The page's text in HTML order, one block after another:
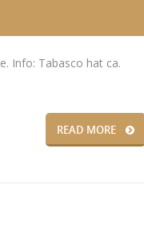
Info: Tabasco hat ca.
READ MORE